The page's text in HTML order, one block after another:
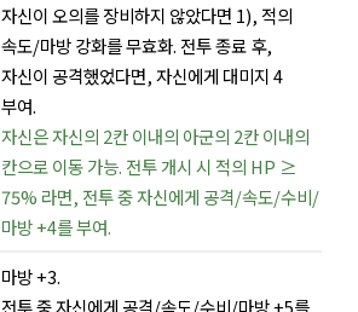
자신이 오의를 장비하지 않았다면 1), 적의
속도/마방 강화를 무효화. 전투 종료 후,
자신이 공격했었다면, 자신에게 대미지 4
부여.
자신은 자신의 2칸 이내의 아군의 2칸 이내의
칸으로 이동 가능. 전투 개시 시 적의 HP ≥
75% 라면, 전투 중 자신에게 공격/속도/수비/
마방 +4를 부여.
마방 +3.
전투 중 자신에게 공격/속도/수비/마방 +5를